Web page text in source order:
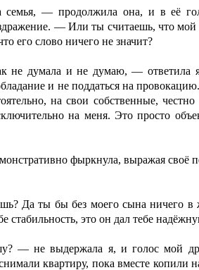
— продолжила она, и в её
— Или ты считаешь, что
его слово ничего не значит?
не думала и не думаю, — ответила я,
и не поддаться на
на свои собственные,
на меня. Это просто
фыркнула, выражая своё
Да ты бы без моего сына ничего в
стабильность, это он дал тебе
— не выдержала я, и голос мой
квартиру, пока вместе копили